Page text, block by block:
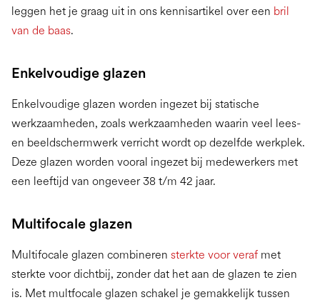
leggen het je graag uit in ons kennisartikel over een bril
van de baas.
Enkelvoudige glazen
Enkelvoudige glazen worden ingezet bij statische
werkzaamheden, zoals werkzaamheden waarin veel lees-
en beeldschermwerk verricht wordt op dezelfde werkplek.
Deze glazen worden vooral ingezet bij medewerkers met
een leeftijd van ongeveer 38 t/m 42 jaar.
Multifocale glazen
Multifocale glazen combineren sterkte voor veraf met
sterkte voor dichtbij, zonder dat het aan de glazen te zien
is. Met multfocale glazen schakel je gemakkelijk tussen